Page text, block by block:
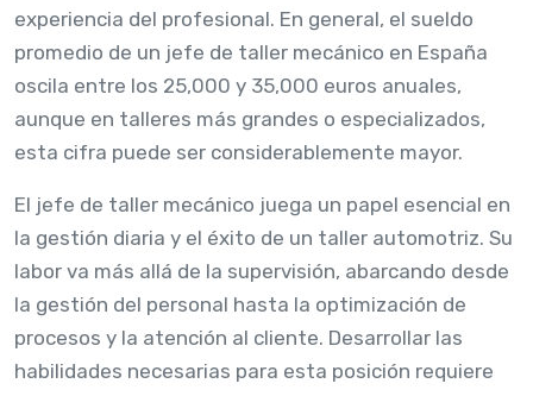
experiencia del profesional. En general, el sueldo
promedio de un jefe de taller mecánico en España
oscila entre los 25,000 y 35,000 euros anuales,
aunque en talleres más grandes o especializados,
esta cifra puede ser considerablemente mayor.
El jefe de taller mecánico juega un papel esencial en
la gestión diaria y el éxito de un taller automotriz. Su
labor va más allá de la supervisión, abarcando desde
la gestión del personal hasta la optimización de
procesos y la atención al cliente. Desarrollar las
habilidades necesarias para esta posición requiere